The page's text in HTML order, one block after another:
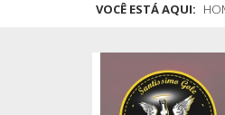
VOCÊ ESTÁ AQUI: